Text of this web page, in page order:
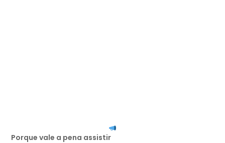
Porque vale a pena assistir